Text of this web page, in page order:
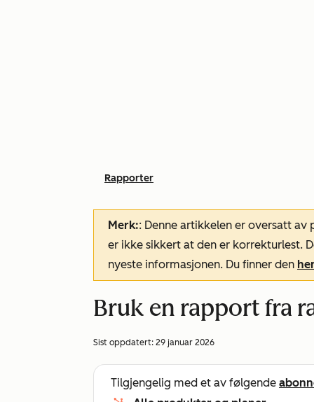
Rapporter
Merk:: Denne artikkelen er oversatt
er ikke sikkert at den er korrekturlest.
nyeste informasjonen. Du finner den
Bruk en rapport fra
Sist oppdatert: 29 januar 2026
Tilgjengelig med et av følgende